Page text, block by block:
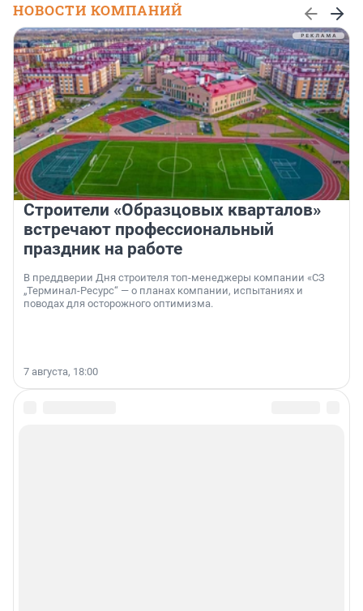
НОВОСТИ КОМПАНИЙ
Строители «Образцовых кварталов»
встречают профессиональный
праздник на работе
В преддверии Дня строителя топ-менеджеры компании «СЗ
„Терминал-Ресурс“ — о планах компании, испытаниях и
поводах для осторожного оптимизма.
7 августа, 18:00